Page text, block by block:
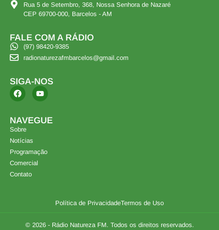
Rua 5 de Setembro, 368, Nossa Senhora de Nazaré
CEP 69700-000, Barcelos - AM
FALE COM A RÁDIO
(97) 98420-9385
radionaturezafmbarcelos@gmail.com
SIGA-NOS
NAVEGUE
Sobre
Notícias
Programação
Comercial
Contato
Política de PrivacidadeTermos de Uso
© 2026 - Rádio Natureza FM. Todos os direitos reservados.